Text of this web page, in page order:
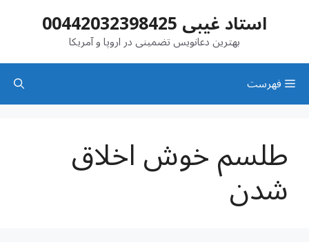
استاد غیبی 00442032398425
بهترین دعانویس تضمینی در اروپا و آمریکا
فهرست
طلسم خوش اخلاق
شدن